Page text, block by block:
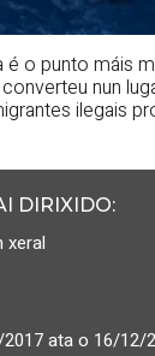
o punto máis
nun
ilegais
DIRIXIDO:
xeral
ata o 16/12/